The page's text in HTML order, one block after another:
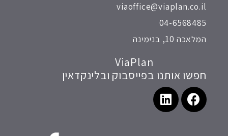
viaoffice@viaplan.co.il
04-6568485
המלאכה 10, בנימינה
ViaPlan
חפשו אותנו בפייסבוק ובלינקדאין